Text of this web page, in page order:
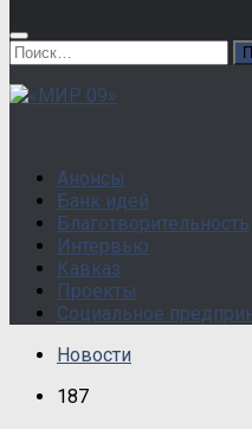
Найти:
Анонсы
Банк идей
Благотворительность
Интервью
Кавказ
Проекты
Социальное
Новости
187